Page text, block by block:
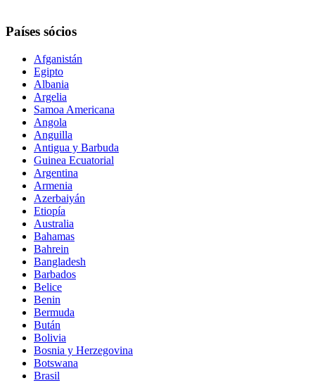
Países sócios
Afganistán
Egipto
Albania
Argelia
Samoa Americana
Angola
Anguilla
Antigua y Barbuda
Guinea Ecuatorial
Argentina
Armenia
Azerbaiyán
Etiopía
Australia
Bahamas
Bahrein
Bangladesh
Barbados
Belice
Benin
Bermuda
Bután
Bolivia
Bosnia y Herzegovina
Botswana
Brasil